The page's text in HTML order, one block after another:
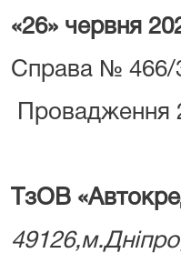
«26» червня
Справа №
Провадження
ТзОВ